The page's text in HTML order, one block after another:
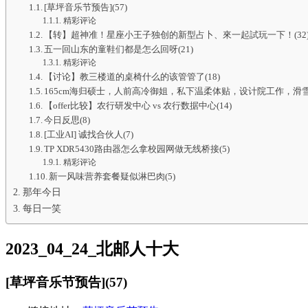
[草坪音乐节预告](57)
精彩评论
【转】超神准！星座小王子独创的新型占卜、來一起試玩一下！
五一回山东的童鞋们都是怎么回呀(21)
精彩评论
【讨论】教三楼道的桌椅什么的该管管了(18)
165cm海归硕士，人前高冷御姐，私下温柔体贴，设计院工作，滑
【offer比较】农行研发中心 vs 农行数据中心(14)
今日反思(8)
[工业AI] 诚找合伙人(7)
TP XDR5430路由器怎么拿校园网做无线桥接(5)
精彩评论
新一风味营养套餐疑似淋巴肉(5)
那年今日
每日一笑
2023_04_24_北邮人十大
[草坪音乐节预告](57)